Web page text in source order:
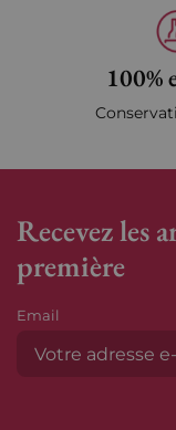
100%
Recevez les
première
Email